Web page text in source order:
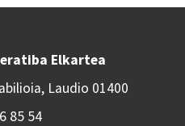
Elkartea
Laudio 01400
85 54